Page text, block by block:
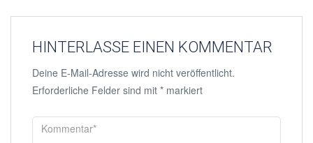
HINTERLASSE EINEN KOMMENTAR
Deine E-Mail-Adresse wird nicht veröffentlicht.
Erforderliche Felder sind mit * markiert